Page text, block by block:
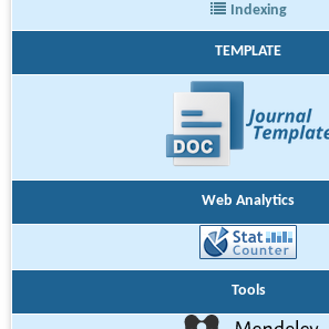
Indexing
TEMPLATE
Web Analytics
Tools